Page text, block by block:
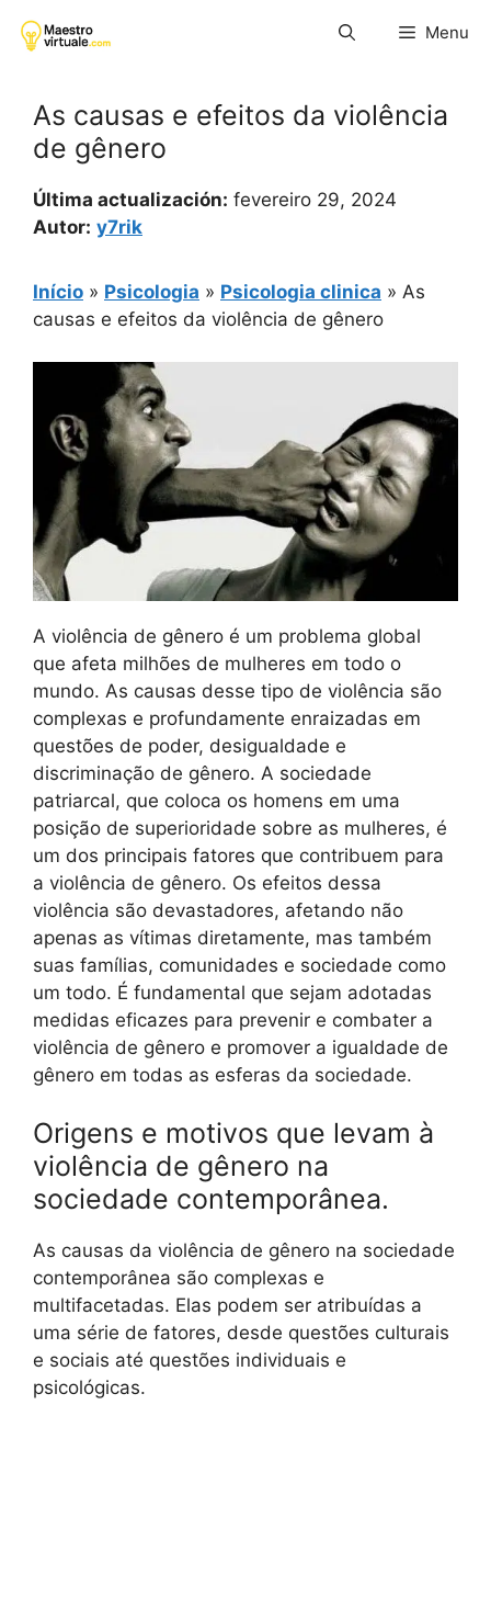
para
Menu
As causas e efeitos da violência
de gênero
Última actualización: fevereiro 29, 2024
Autor: y7rik
Início » Psicologia » Psicologia clinica » As
causas e efeitos da violência de gênero
A violência de gênero é um problema global
que afeta milhões de mulheres em todo o
mundo. As causas desse tipo de violência são
complexas e profundamente enraizadas em
questões de poder, desigualdade e
discriminação de gênero. A sociedade
patriarcal, que coloca os homens em uma
posição de superioridade sobre as mulheres, é
um dos principais fatores que contribuem para
a violência de gênero. Os efeitos dessa
violência são devastadores, afetando não
apenas as vítimas diretamente, mas também
suas famílias, comunidades e sociedade como
um todo. É fundamental que sejam adotadas
medidas eficazes para prevenir e combater a
violência de gênero e promover a igualdade de
gênero em todas as esferas da sociedade.
Origens e motivos que levam à
violência de gênero na
sociedade contemporânea.
As causas da violência de gênero na sociedade
contemporânea são complexas e
multifacetadas. Elas podem ser atribuídas a
uma série de fatores, desde questões culturais
e sociais até questões individuais e
psicológicas.